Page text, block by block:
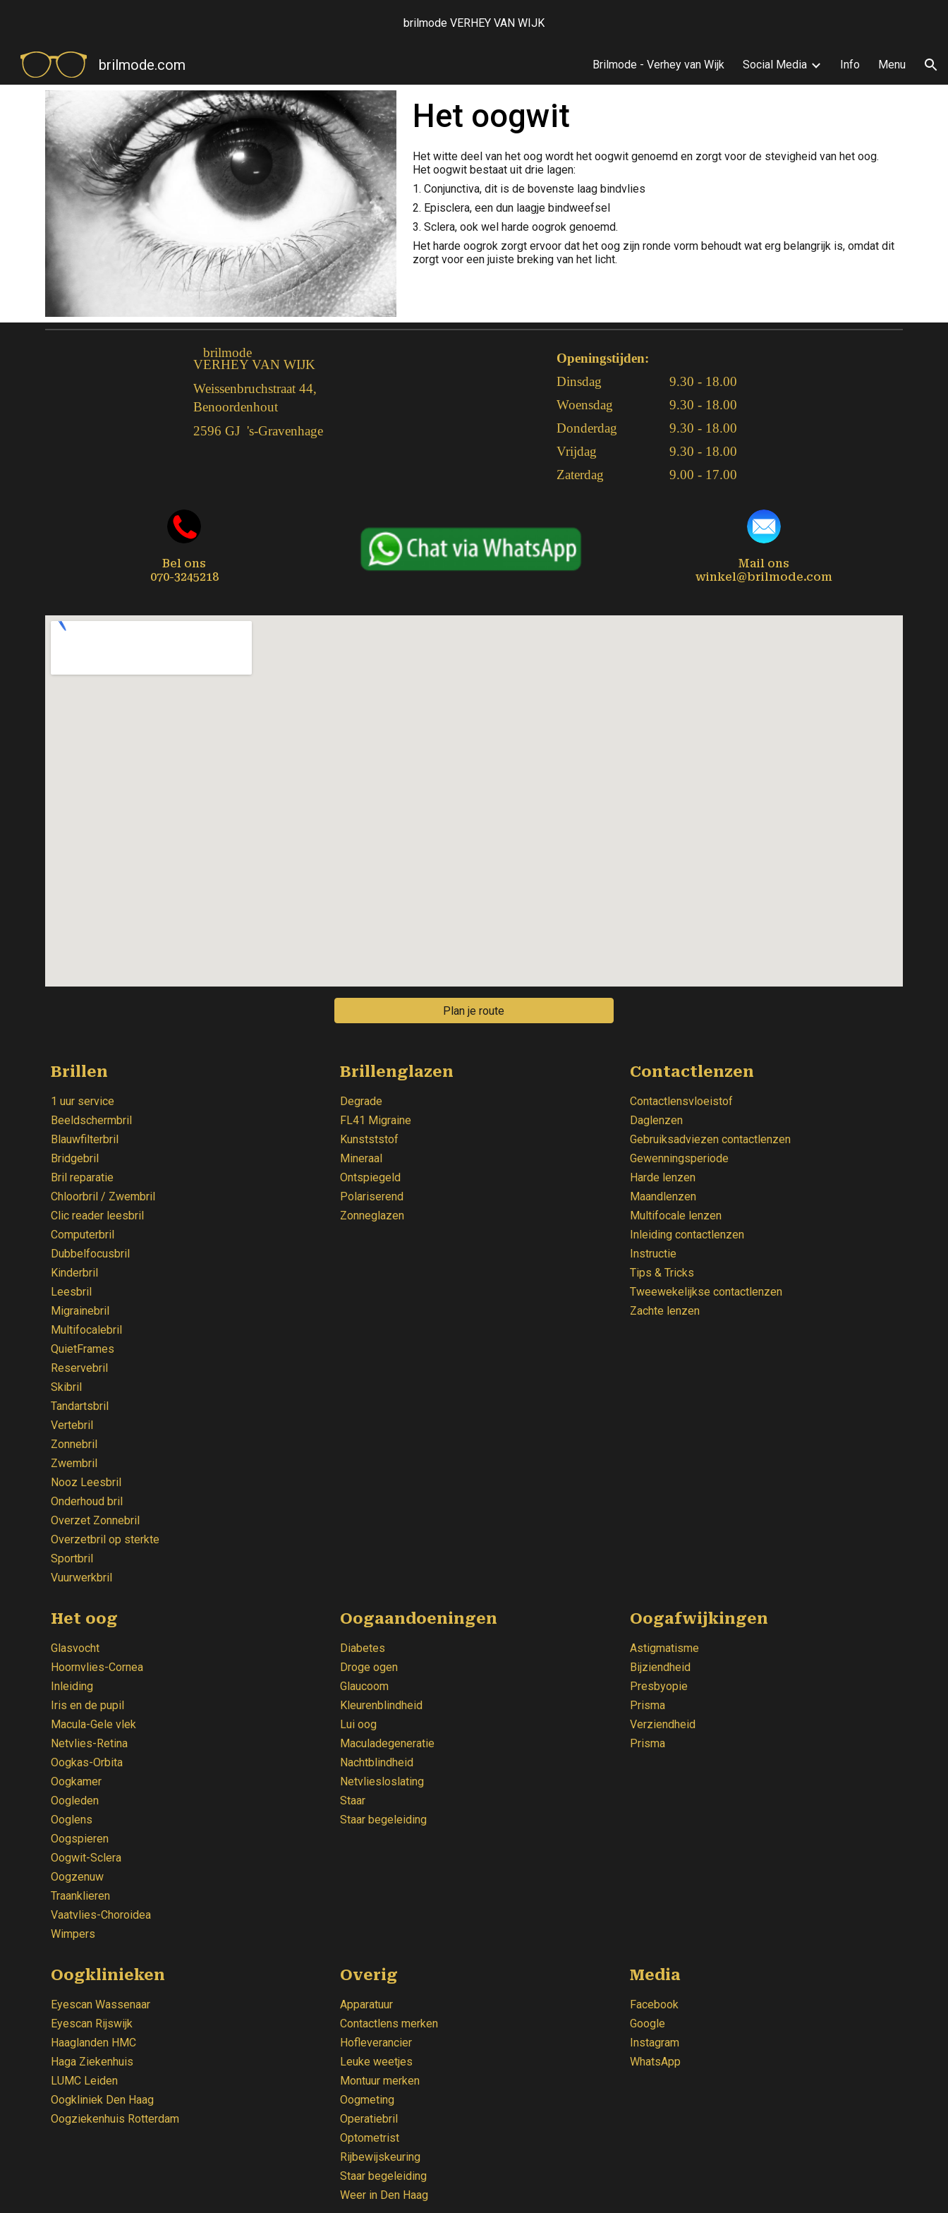
brilmode VERHEY VAN WIJK
brilmode.com Brilmode - Verhey van Wijk Social Media Info Menu
Het oogwit
Het witte deel van het oog wordt het oogwit genoemd en zorgt voor de stevigheid van het oog.
Het oogwit bestaat uit drie lagen:
1. Conjunctiva, dit is de bovenste laag bindvlies
2. Episclera, een dun laagje bindweefsel
3. Sclera, ook wel harde oogrok genoemd.
Het harde oogrok zorgt ervoor dat het oog zijn ronde vorm behoudt wat erg belangrijk is, omdat dit
zorgt voor een juiste breking van het licht.
brilmode
VERHEY VAN WIJK
Weissenbruchstraat 44,
Benoordenhout
2596 GJ 's-Gravenhage
Openingstijden:
Dinsdag
9.30 - 18.00
Woensdag
9.30 - 18.00
Donderdag
9.30 - 18.00
Vrijdag
9.30 - 18.00
Zaterdag
9.00 - 17.00
Bel ons
070-3245218
Mail ons
winkel@brilmode.com
Plan je route
Brillen
1 uur service
Beeldschermbril
Blauwfilterbril
Bridgebril
Bril reparatie
Chloorbril / Zwembril
Clic reader leesbril
Computerbril
Dubbelfocusbril
Kinderbril
Leesbril
Migrainebril
Multifocalebril
QuietFrames
Reservebril
Skibril
Tandartsbril
Vertebril
Zonnebril
Zwembril
Nooz Leesbril
Onderhoud bril
Overzet Zonnebril
Overzetbril op sterkte
Sportbril
Vuurwerkbril
Brillenglazen
Degrade
FL41 Migraine
Kunstststof
Mineraal
Ontspiegeld
Polariserend
Zonneglazen
Contactlenzen
Contactlensvloeistof
Daglenzen
Gebruiksadviezen contactlenzen
Gewenningsperiode
Harde lenzen
Maandlenzen
Multifocale lenzen
Inleiding contactlenzen
Instructie
Tips & Tricks
Tweewekelijkse contactlenzen
Zachte lenzen
Het oog
Glasvocht
Hoornvlies-Cornea
Inleiding
Iris en de pupil
Macula-Gele vlek
Netvlies-Retina
Oogkas-Orbita
Oogkamer
Oogleden
Ooglens
Oogspieren
Oogwit-Sclera
Oogzenuw
Traanklieren
Vaatvlies-Choroidea
Wimpers
Oogaandoeningen
Diabetes
Droge ogen
Glaucoom
Kleurenblindheid
Lui oog
Maculadegeneratie
Nachtblindheid
Netvliesloslating
Staar
Staar begeleiding
Oogafwijkingen
Astigmatisme
Bijziendheid
Presbyopie
Prisma
Verziendheid
Prisma
Oogklinieken
Eyescan Wassenaar
Eyescan Rijswijk
Haaglanden HMC
Haga Ziekenhuis
LUMC Leiden
Oogkliniek Den Haag
Oogziekenhuis Rotterdam
Overig
Apparatuur
Contactlens merken
Hofleverancier
Leuke weetjes
Montuur merken
Oogmeting
Operatiebril
Optometrist
Rijbewijskeuring
Staar begeleiding
Weer in Den Haag
Media
Facebook
Google
Instagram
WhatsApp